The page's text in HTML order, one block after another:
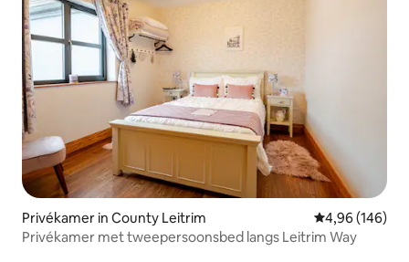
Privékamer in County Leitrim Gemiddelde
4,96 (146)
Privékamer met tweepersoonsbed langs Leitrim Way